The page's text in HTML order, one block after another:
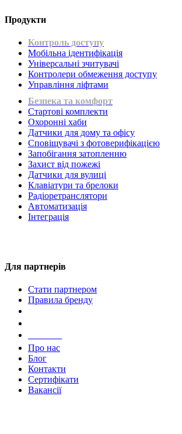
Продукти
Контроль доступу
Мобільна ідентифікація
Універсальні зчитувачі
Контролери обмеження доступу
Управління ліфтами
Безпека та комфорт
Стартові комплекти
Охоронні хаби
Датчики для дому та офісу
Сповіщувачі з фотоверифікацією
Запобігання затопленню
Захист від пожежі
Датчики для вулиці
Клавіатури та брелоки
Радіоретранслятори
Автоматизація
Інтеграція
Для партнерів
Стати партнером
Правила бренду
Про нас
Блог
Контакти
Сертифікати
Вакансії